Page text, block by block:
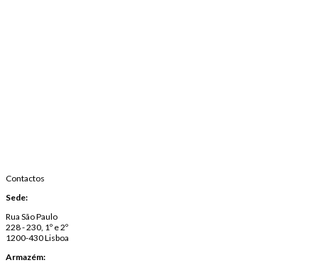
Contactos
Sede:
Rua São Paulo
228 - 230, 1º e 2º
1200-430 Lisboa
Armazém: